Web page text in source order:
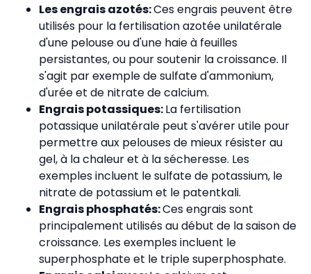
Les engrais azotés:Ces engrais peuvent être
utilisés pour la fertilisation azotée unilatérale
d'une pelouse ou d'une haie à feuilles
persistantes, ou pour soutenir la croissance. Il
s'agit par exemple de sulfate d'ammonium,
d'urée et de nitrate de calcium.
Engrais potassiques:La fertilisation
potassique unilatérale peut s'avérer utile pour
permettre aux pelouses de mieux résister au
gel, à la chaleur et à la sécheresse. Les
exemples incluent le sulfate de potassium, le
nitrate de potassium et le patentkali.
Engrais phosphatés:Ces engrais sont
principalement utilisés au début de la saison de
croissance. Les exemples incluent le
superphosphate et le triple superphosphate.